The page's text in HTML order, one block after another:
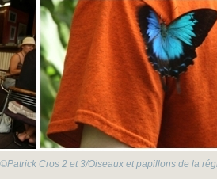
Cros 2 et 3/Oiseaux et papillons de la